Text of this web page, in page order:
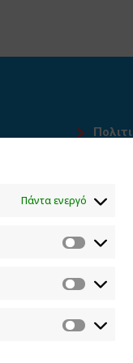
Πάντα ενεργό